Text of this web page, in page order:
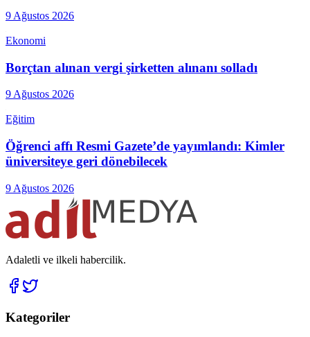
9 Ağustos 2026
Ekonomi
Borçtan alınan vergi şirketten alınanı solladı
9 Ağustos 2026
Eğitim
Öğrenci affı Resmi Gazete’de yayımlandı: Kimler
üniversiteye geri dönebilecek
9 Ağustos 2026
Adaletli ve ilkeli habercilik.
Kategoriler